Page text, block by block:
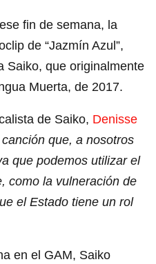
fin de semana, la
de “Jazmín Azul”,
Saiko, que originalmente
Muerta, de 2017.
de Saiko, Denisse
canción que, a nosotros
que podemos utilizar el
como la vulneración de
el Estado tiene un rol
en el GAM, Saiko